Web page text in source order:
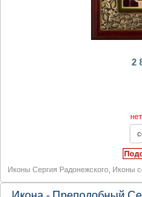
2
Иконы Сергия Радонежского Иконы